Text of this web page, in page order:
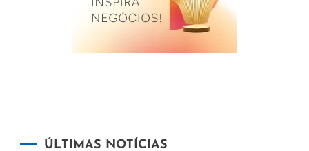
ÚLTIMAS NOTÍCIAS